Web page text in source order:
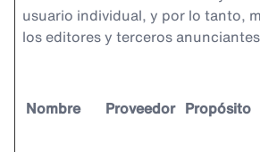
usuario individual, y por lo tanto,
los editores y terceros
Nombre Proveedor Propósito